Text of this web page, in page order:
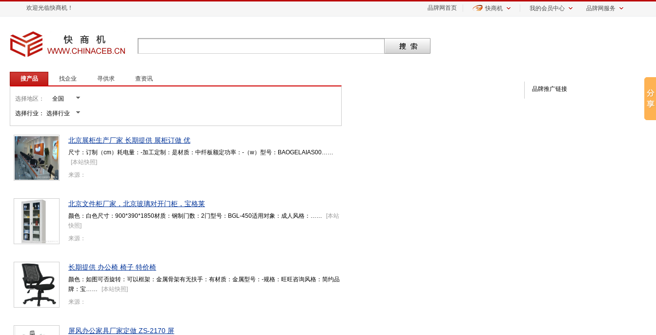
欢迎光临快商机！ 品牌网首页 快商机 我的会员中心 品牌网服务
搜产品 找企业 寻供求 查资讯
选择地区：
选择行业：
北京展柜生产厂家 长期提供 展柜订做 优
尺寸：订制（cm）耗电量：-加工定制：是材质：中纤板额定功率：-（w）型号：BAOGELAIAS00……
[本站快照]
来源：
北京文件柜厂家，北京玻璃对开门柜，宝格莱
颜色：白色尺寸：900*390*1850材质：钢制门数：2门型号：BGL-450适用对象：成人风格：…… [本站
快照]
来源：
长期提供 办公椅 椅子 特价椅
颜色：如图可否旋转：可以框架：金属骨架有无扶手：有材质：金属型号：-规格：旺旺咨询风格：简约品
牌：宝……
[本站快照]
来源：
屏风办公家具厂家定做 ZS-2170 屏
品牌推广链接